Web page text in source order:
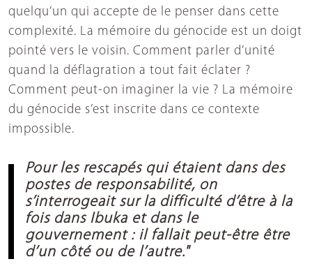
quelqu’un qui accepte de le penser dans cette
complexité. La mémoire du génocide est un doigt
pointé vers le voisin. Comment parler d’unité
quand la déflagration a tout fait éclater ?
Comment peut-on imaginer la vie ? La mémoire
du génocide s’est inscrite dans ce contexte
impossible.
Pour les rescapés qui étaient dans des
postes de responsabilité, on
s’interrogeait sur la difficulté d’être à la
fois dans Ibuka et dans le
gouvernement : il fallait peut-être être
d’un côté ou de l’autre."